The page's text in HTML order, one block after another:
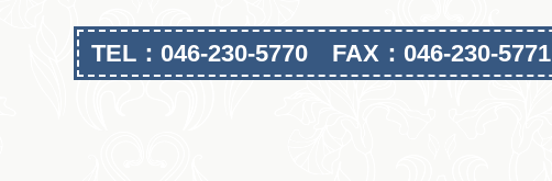
TEL：046-230-5770 FAX：046-230-5771